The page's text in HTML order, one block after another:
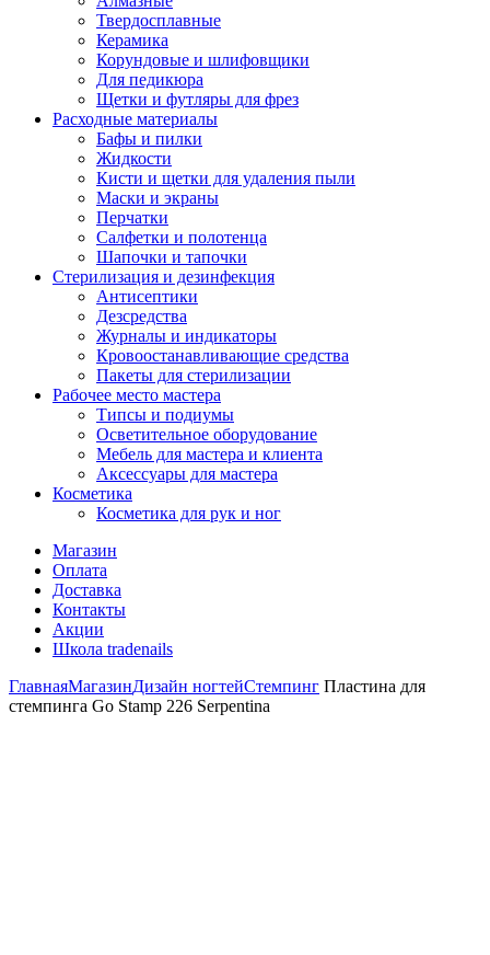
Твердосплавные
Керамика
Корундовые и шлифовщики
Для педикюра
Щетки и футляры для фрез
Расходные материалы
Бафы и пилки
Жидкости
Кисти и щетки для удаления пыли
Маски и экраны
Перчатки
Салфетки и полотенца
Шапочки и тапочки
Стерилизация и дезинфекция
Антисептики
Дезсредства
Журналы и индикаторы
Кровоостанавливающие средства
Пакеты для стерилизации
Рабочее место мастера
Типсы и подиумы
Осветительное оборудование
Мебель для мастера и клиента
Аксессуары для мастера
Косметика
Косметика для рук и ног
Магазин
Оплата
Доставка
Контакты
Акции
Школа tradenails
ГлавнаяМагазинДизайн ногтейСтемпинг Пластина для
стемпинга Go Stamp 226 Serpentina